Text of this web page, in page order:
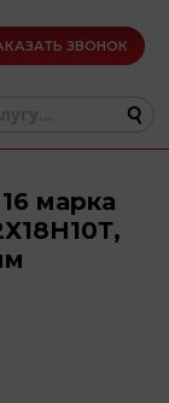
ЗВОНОК
марка